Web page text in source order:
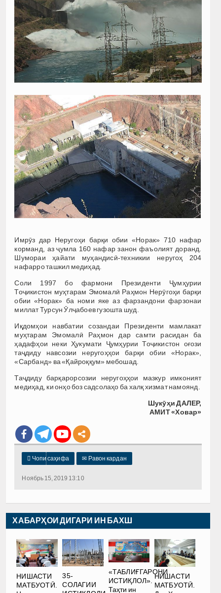
Имрӯз дар Неругоҳи барқи обии «Норак» 710 нафар
корманд, аз ҷумла 160 нафар занон фаъолият доранд.
Шумораи ҳайати муҳандисӣ-техникии неругоҳ 204
нафарро ташкил медиҳад.
Соли 1997 бо фармони Президенти Ҷумҳурии
Тоҷикистон муҳтарам Эмомалӣ Раҳмон Нерӯгоҳи барқи
обии «Норак» ба номи яке аз фарзандони фарзонаи
миллат Турсун Ӯлҷабоев гузошта шуд.
Иқдомҳои навбатии созандаи Президенти мамлакат
муҳтарам Эмомалӣ Раҳмон дар самти расидан ба
ҳадафҳои неки Ҳукумати Ҷумҳурии Тоҷикистон оғози
таҷдиду навсозии неругоҳҳои барқи обии «Норак»,
«Сарбанд» ва «Қайроққум» мебошад.
Таҷдиду барқарорсозии неругоҳҳои мазкур имконият
медиҳад, ки онҳо боз садсолаҳо ба халқ хизмат намоянд.
Шукӯҳи ДАЛЕР,
АМИТ «Ховар»
 Чопи саҳифа ✉ Равон кардан
Ноябрь 15, 2019 13:10
ХАБАРҲОИ ДИГАРИ ИН БАХШ
НИШАСТИ
МАТБУОТӢ.
35-
СОЛАГИИ
«ТАБЛИҒГАРОНИ
ИСТИҚЛОЛ».
Таҳти ин
НИШАСТИ
МАТБУОТӢ.